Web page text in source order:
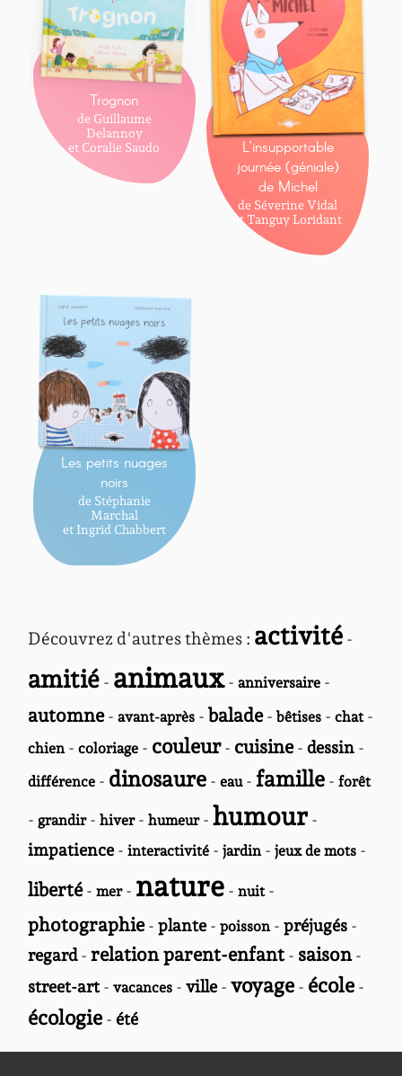
Trognon
de Guillaume
Delannoy
et Coralie Saudo
L’insupportable
journée (géniale)
de Michel
de Séverine Vidal
et Tanguy Loridant
Les petits nuages
noirs
de Stéphanie
Marchal
et Ingrid Chabbert
Découvrez d'autres thèmes : activité -
amitié - animaux- anniversaire -
automne- avant-après - balade- bêtises - chat-
chien- coloriage - couleur- cuisine- dessin -
différence - dinosaure - eau- famille - forêt
- grandir- hiver- humeur- humour-
impatience- interactivité - jardin- jeux de mots -
liberté- mer- nature - nuit-
photographie- plante- poisson- préjugés -
regard- relation parent-enfant- saison-
street-art- vacances - ville- voyage - école -
écologie - été